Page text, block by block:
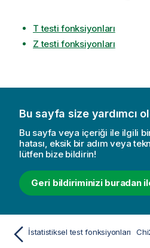
T testi fonksiyonları
Z testi fonksiyonları
Bu sayfa size yardımcı
Bu sayfa veya içeriği ile ilgili
hatası, eksik bir adım veya
lütfen bize bildirin!
Geri bildiriminizi buradan
İstatistiksel test fonksiyonları